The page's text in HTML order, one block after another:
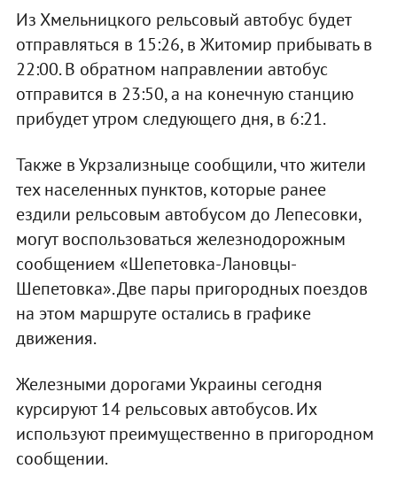
Из Хмельницкого рельсовый автобус будет
отправляться в 15:26, в Житомир прибывать в
22:00. В обратном направлении автобус
отправится в 23:50, а на конечную станцию
прибудет утром следующего дня, в 6:21.
Также в Укрзализныце сообщили, что жители
тех населенных пунктов, которые ранее
ездили рельсовым автобусом до Лепесовки,
могут воспользоваться железнодорожным
сообщением «Шепетовка-Лановцы-
Шепетовка». Две пары пригородных поездов
на этом маршруте остались в графике
движения.
Железными дорогами Украины сегодня
курсируют 14 рельсовых автобусов. Их
используют преимущественно в пригородном
сообщении.